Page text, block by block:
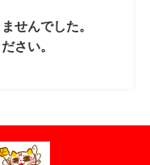
せんでした。
さい。